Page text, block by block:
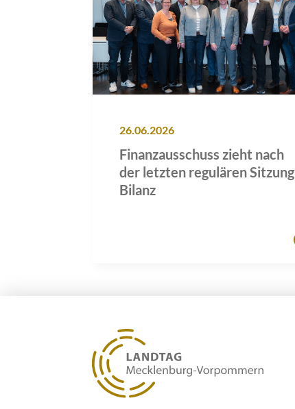
26.06.2026
Finanzausschuss zieht nach
der letzten regulären Sitzung
Bilanz